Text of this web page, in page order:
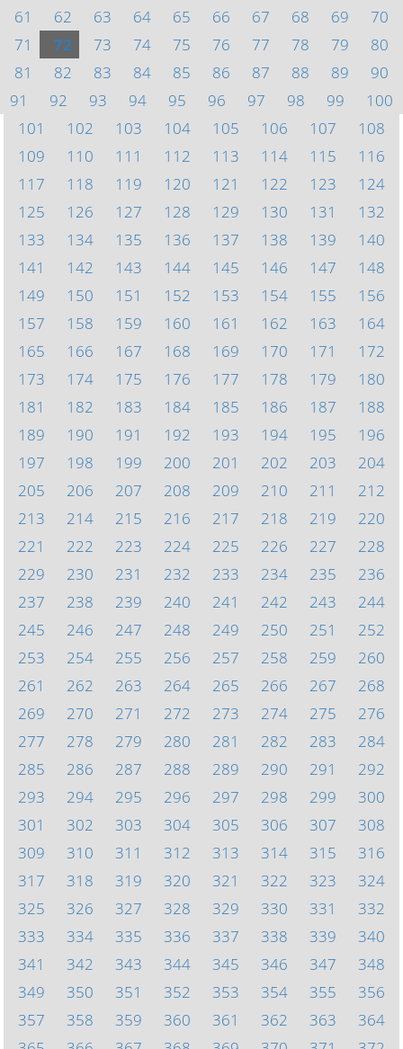
61
62 63 64 65 66 67 68 69
70
71
72 73 74 75 76 77 78 79
80
81
82 83 84 85 86 87 88 89
90
91
92 93 94 95 96 97 98 99
100
101
102 103 104 105 106 107
108
109
110 111 112 113 114 115
116
117
118 119 120 121 122 123
124
125
126 127 128 129 130 131
132
133
134 135 136 137 138 139
140
141
142 143 144 145 146 147
148
149
150 151 152 153 154 155
156
157
158 159 160 161 162 163
164
165
166 167 168 169 170 171
172
173
174 175 176 177 178 179
180
181
182 183 184 185 186 187
188
189
190 191 192 193 194 195
196
197
198 199 200 201 202 203
204
205
206 207 208 209 210 211
212
213
214 215 216 217 218 219
220
221
222 223 224 225 226 227
228
229
230 231 232 233 234 235
236
237
238 239 240 241 242 243
244
245
246 247 248 249 250 251
252
253
254 255 256 257 258 259
260
261
262 263 264 265 266 267
268
269
270 271 272 273 274 275
276
277
278 279 280 281 282 283
284
285
286 287 288 289 290 291
292
293
294 295 296 297 298 299
300
301
302 303 304 305 306 307
308
309
310 311 312 313 314 315
316
317
318 319 320 321 322 323
324
325
326 327 328 329 330 331
332
333
334 335 336 337 338 339
340
341
342 343 344 345 346 347
348
349
350 351 352 353 354 355
356
357
358 359 360 361 362 363
364